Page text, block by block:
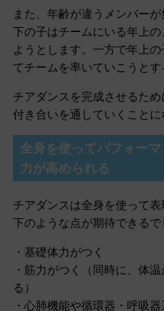
また、年齢が違うメンバー
下の子はチームにいる年上
ようとします。一方で年上
てチームを率いていこうとす
チアダンスを完成させるた
付き合いを通していくことに
全身を使ってパフォー
力が高められる
チアダンスは全身を使って
下のような点が期待できるで
・基礎体力がつく
・筋力がつく（同時に、体
る）
・心肺機能や循環器・呼吸